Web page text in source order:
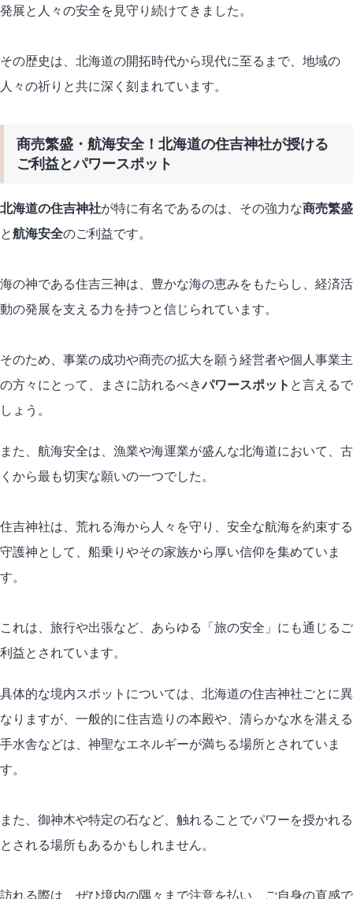
発展と人々の安全を見守り続けてきました。
その歴史は、北海道の開拓時代から現代に至るまで、地域の
人々の祈りと共に深く刻まれています。
商売繁盛・航海安全！北海道の住吉神社が授ける
ご利益とパワースポット
北海道の住吉神社が特に有名であるのは、その強力な商売繁盛
と航海安全のご利益です。
海の神である住吉三神は、豊かな海の恵みをもたらし、経済活
動の発展を支える力を持つと信じられています。
そのため、事業の成功や商売の拡大を願う経営者や個人事業主
の方々にとって、まさに訪れるべきパワースポット と言えるで
しょう。
また、航海安全は、漁業や海運業が盛んな北海道において、古
くから最も切実な願いの一つでした。
住吉神社は、荒れる海から人々を守り、安全な航海を約束する
守護神として、船乗りやその家族から厚い信仰を集めていま
す。
これは、旅行や出張など、あらゆる「旅の安全」にも通じるご
利益とされています。
具体的な境内スポットについては、北海道の住吉神社ごとに異
なりますが、一般的に住吉造りの本殿や、清らかな水を湛える
手水舎などは、神聖なエネルギーが満ちる場所とされていま
す。
また、御神木や特定の石など、触れることでパワーを授かれる
とされる場所もあるかもしれません。
訪れる際は、ぜひ境内の隅々まで注意を払い、ご自身の直感で